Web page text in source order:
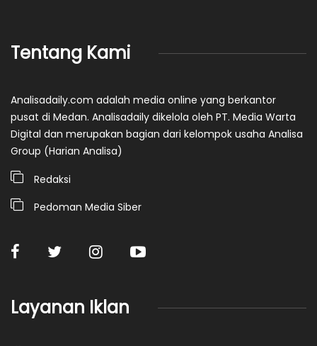
Tentang Kami
Analisadaily.com adalah media online yang berkantor
pusat di Medan. Analisadaily dikelola oleh PT. Media Warta
Digital dan merupakan bagian dari kelompok usaha Analisa
Group (Harian Analisa)
Redaksi
Pedoman Media Siber
Layanan Iklan